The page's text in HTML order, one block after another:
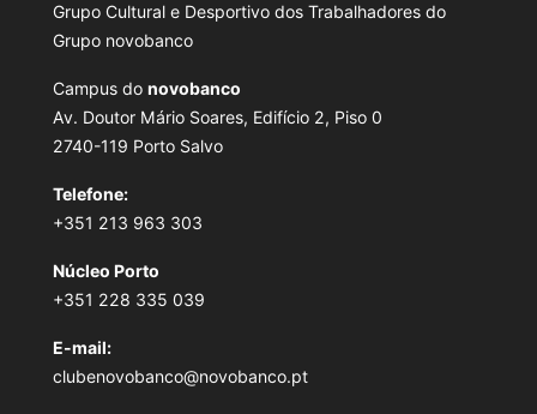
Grupo Cultural e Desportivo dos Trabalhadores do
Grupo novobanco
Campus do novobanco
Av. Doutor Mário Soares, Edifício 2, Piso 0
2740-119 Porto Salvo
Telefone:
+351 213 963 303
Núcleo Porto
+351 228 335 039
E-mail:
clubenovobanco@novobanco.pt